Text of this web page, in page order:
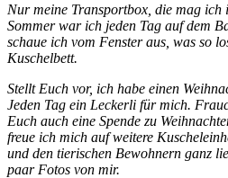
Nur meine Transportbox, die mag ich
Sommer war ich jeden Tag auf dem
schaue ich vom Fenster aus, was so
Kuschelbett.
Stellt Euch vor, ich habe einen
Jeden Tag ein Leckerli für mich.
Euch auch eine Spende zu
freue ich mich auf weitere
und den tierischen Bewohnern ganz
paar Fotos von mir.